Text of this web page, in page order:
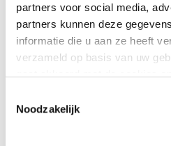
partners voor social media,
partners kunnen deze
informatie die u aan ze heeft
verzameld op basis van uw
Noodzakelijk
De ’toovertuinen’ van Frascati
Het Amsterdamse Theater
dan avontuurlijk theater
hun act geweren afschieten, wordt